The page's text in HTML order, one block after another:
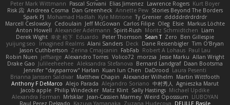
Peter Mark Wittmann Pascal Scrivani Elias Jimenez Lawrence Rogers Kurt Boyer
Risk 📀 Andreea Cosma Dan Greenheck Annette Pew Stories Beyond The Borders
Spark PJ Mohamad Hadlah Kyle Mitrione Ty Grenier dddddrdrdrdrdr
Marcell Ceslowsky Cedoulain Jeff McGowan Carlos Filipe Oleg Elsie Markus Löchte
Anton Howell Alexander Adelmann Spirit-Rush Moritz Schmidtchen Liam
Derek Wight 幸史 松下 Eduardo Peter Thomson Sean T Zero Ben Gillespie
yuijung seo
Imagined Realms Alani Sanders Deck Dane Reisenbigler Tim O'Bryan
Jason Cuthbertson Zerina Cmajcanin FabFab Robert A Lohaus Paul Lau
Robin Nuen jeffsarge Alexandro Torres Volico72 morzsa Jesse Marku Allan Wright
Drake Gao Julileeheehee Aleksandra Stefanova Bernard Landgraf Daan Bootsma
Jennifer "daysparrow" Harlan Kuan lun Chen DaDrood Laura Pesenti
Brianna Janssen Saldivar Matthew Chapin Alexander Wilhelm Martin Wittfooth
Anthony F DeMarco Alejo Parada Alejandro Soriano 中村秀人
Agnieszka Marut
Jacob apple Philip Windecker Matz Klint Sally Hastings Michael Updike
Alexandra Forman MrIsklar Jean-Cassien Marmey Weird Oposssum LIUBOYAN
Raul Perez Delgado Kazuya Yamanaka Zuzana Hudecova DELILLE Basile